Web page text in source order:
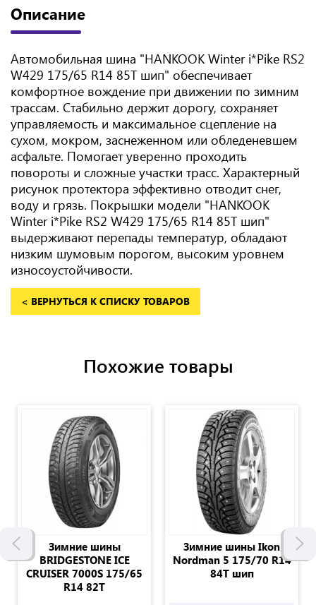
Описание
Автомобильная шина "HANKOOK Winter i*Pike RS2
W429 175/65 R14 85T шип" обеспечивает
комфортное вождение при движении по зимним
трассам. Стабильно держит дорогу, сохраняет
управляемость и максимальное сцепление на
сухом, мокром, заснеженном или обледеневшем
асфальте. Помогает уверенно проходить
повороты и сложные участки трасс. Характерный
рисунок протектора эффективно отводит снег,
воду и грязь. Покрышки модели "HANKOOK
Winter i*Pike RS2 W429 175/65 R14 85T шип"
выдерживают перепады температур, обладают
низким шумовым порогом, высоким уровнем
износоустойчивости.
< ВЕРНУТЬСЯ К СПИСКУ ТОВАРОВ
Похожие товары
Зимние шины
BRIDGESTONE ICE
CRUISER 7000S 175/65
R14 82T
Зимние шины Ikon
Nordman 5 175/70 R14
84T шип